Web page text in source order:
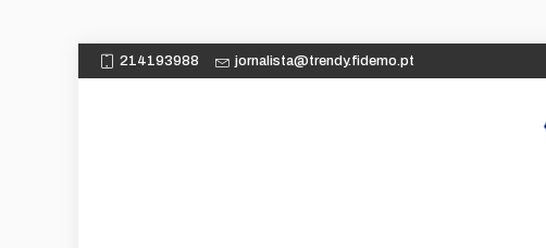
214193988 jornalista@trendy.fidemo.pt